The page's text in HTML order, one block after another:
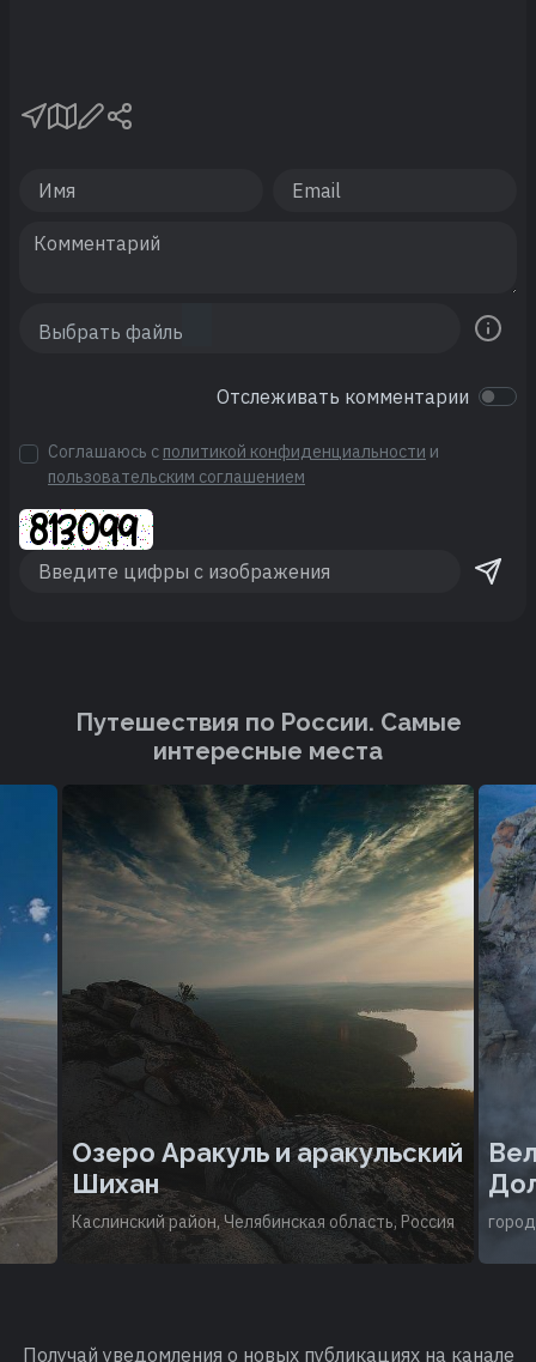
Отслеживать комментарии
Соглашаюсь с политикой конфиденциальности и
пользовательским соглашением
Путешествия по России. Cамые
интересные места
Озеро Аракуль и аракульский
Шихан
Каслинский район, Челябинская область, Россия
Получай уведомления о новых публикациях на канале